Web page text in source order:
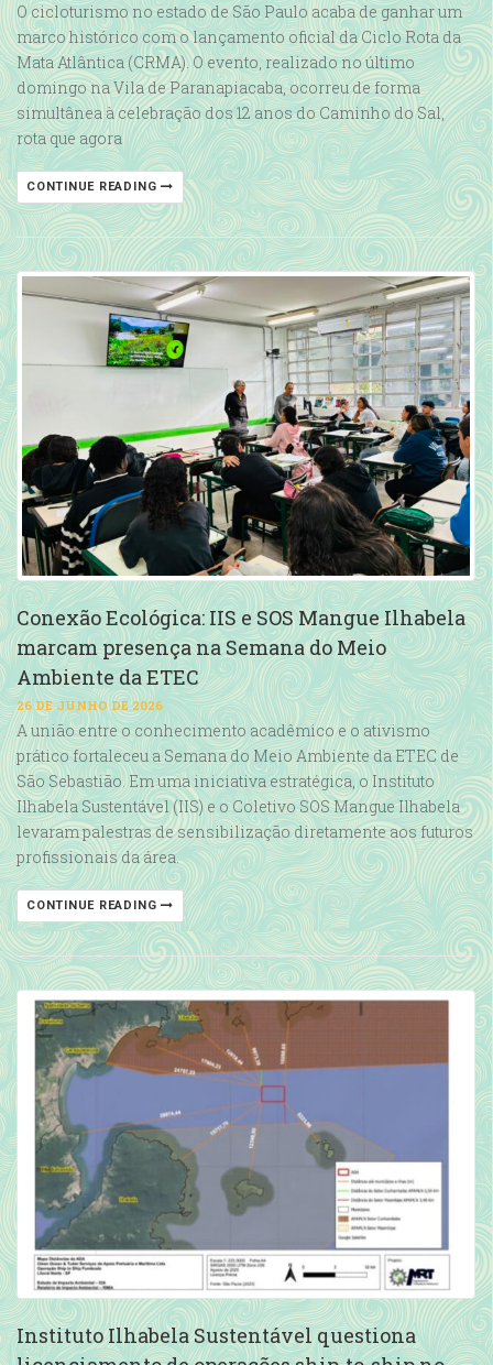
O cicloturismo no estado de São Paulo acaba de ganhar um
marco histórico com o lançamento oficial da Ciclo Rota da
Mata Atlântica (CRMA). O evento, realizado no último
domingo na Vila de Paranapiacaba, ocorreu de forma
simultânea à celebração dos 12 anos do Caminho do Sal,
rota que agora
CONTINUE READING
Conexão Ecológica: IIS e SOS Mangue Ilhabela
marcam presença na Semana do Meio
Ambiente da ETEC
26 DE JUNHO DE 2026
A união entre o conhecimento acadêmico e o ativismo
prático fortaleceu a Semana do Meio Ambiente da ETEC de
São Sebastião. Em uma iniciativa estratégica, o Instituto
Ilhabela Sustentável (IIS) e o Coletivo SOS Mangue Ilhabela
levaram palestras de sensibilização diretamente aos futuros
profissionais da área.
CONTINUE READING
Instituto Ilhabela Sustentável questiona